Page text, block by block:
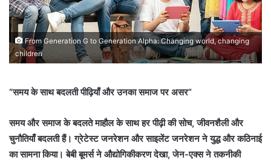
From Generation G to Generation Alpha: Changing world, changing
children
“समय के साथ बदलती पीढ़ियाँ और उनका समाज पर असर”
समय और समाज के बदलते माहौल के साथ हर पीढ़ी की सोच, जीवनशैली और
चुनौतियाँ बदलती हैं। ग्रेटेस्ट जनरेशन और साइलेंट जनरेशन ने युद्ध और कठिनाई
का सामना किया। बेबी बूमर्स ने औद्योगिकीकरण देखा, जेन-एक्स ने तकनीकी